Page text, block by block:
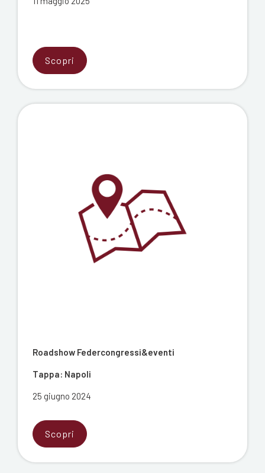
Scopri
Roadshow Federcongressi&eventi
Tappa: Napoli
25 giugno 2024
Scopri